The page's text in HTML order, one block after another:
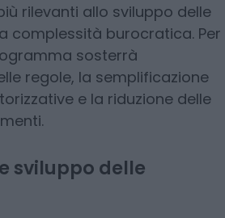
rilevanti allo sviluppo delle
complessità burocratica. Per
sosterrà
regole, la semplificazione
e la riduzione delle
sviluppo delle